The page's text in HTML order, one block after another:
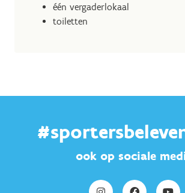
één vergaderlokaal
toiletten
ook op sociale